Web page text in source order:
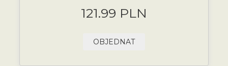
121.99 PLN
OBJEDNAT